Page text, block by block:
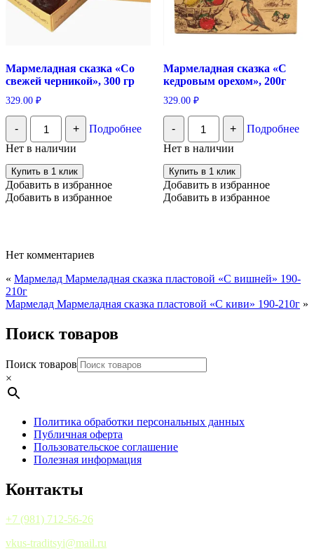
Мармеладная сказка «Со
свежей черникой», 300 гр
329.00 ₽
-
Количество
Мармеладная
сказка
"Со
свежей
черникой",
300
гр
+
Подробнее
Нет в наличии
Купить в 1 клик
Добавить в избранное
Добавить в избранное
Мармеладная сказка «С
кедровым орехом», 200г
329.00 ₽
-
Количество
Мармеладная
сказка
«С
кедровым
орехом»,
200г
+
Подробнее
Нет в наличии
Купить в 1 клик
Добавить в избранное
Добавить в избранное
Нет комментариев
« Мармелад Мармеладная сказка пластовой «С вишней» 190-
210г
Мармелад Мармеладная сказка пластовой «С киви» 190-210г »
Поиск товаров
Поиск товаров
×
Политика обработки персональных данных
Публичная оферта
Пользовательское соглашение
Полезная информация
Контакты
+7 (981) 712-56-26
vkus-traditsyi@mail.ru